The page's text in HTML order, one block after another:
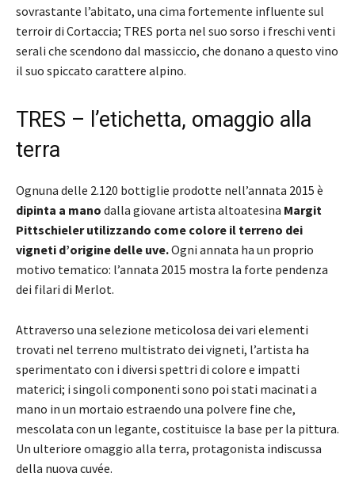
sovrastante l’abitato, una cima fortemente influente sul
terroir di Cortaccia; TRES porta nel suo sorso i freschi venti
serali che scendono dal massiccio, che donano a questo vino
il suo spiccato carattere alpino.
TRES – l’etichetta, omaggio alla
terra
Ognuna delle 2.120 bottiglie prodotte nell’annata 2015 è
dipinta a mano dalla giovane artista altoatesina Margit
Pittschieler utilizzando come colore il terreno dei
vigneti d’origine delle uve.Ogni annata ha un proprio
motivo tematico: l’annata 2015 mostra la forte pendenza
dei filari di Merlot.
Attraverso una selezione meticolosa dei vari elementi
trovati nel terreno multistrato dei vigneti, l’artista ha
sperimentato con i diversi spettri di colore e impatti
materici; i singoli componenti sono poi stati macinati a
mano in un mortaio estraendo una polvere fine che,
mescolata con un legante, costituisce la base per la pittura.
Un ulteriore omaggio alla terra, protagonista indiscussa
della nuova cuvée.